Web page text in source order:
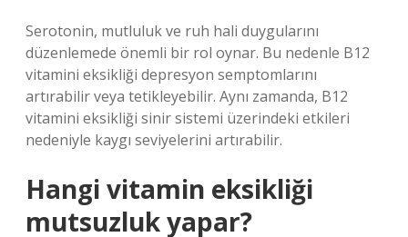
Serotonin, mutluluk ve ruh hali duygularını
düzenlemede önemli bir rol oynar. Bu nedenle B12
vitamini eksikliği depresyon semptomlarını
artırabilir veya tetikleyebilir. Aynı zamanda, B12
vitamini eksikliği sinir sistemi üzerindeki etkileri
nedeniyle kaygı seviyelerini artırabilir.
Hangi vitamin eksikliği
mutsuzluk yapar?